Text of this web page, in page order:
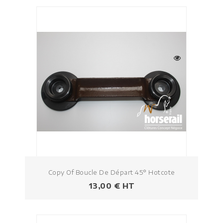
Copy Of Boucle De Départ 45° Hotcote
Prezzo
13,00 € HT